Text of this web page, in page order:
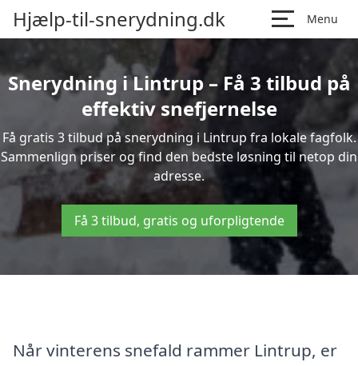
Hjælp-til-snerydning.dk Menu
Snerydning i Lintrup – Få 3 tilbud på
effektiv snefjernelse
Få gratis 3 tilbud på snerydning i Lintrup fra lokale fagfolk.
Sammenlign priser og find den bedste løsning til netop din
adresse.
Få 3 tilbud, gratis og uforpligtende
Når vinterens snefald rammer Lintrup, er